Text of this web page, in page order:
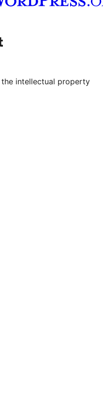
YouTube
náš účet na platforme Tumblr
intellectual property